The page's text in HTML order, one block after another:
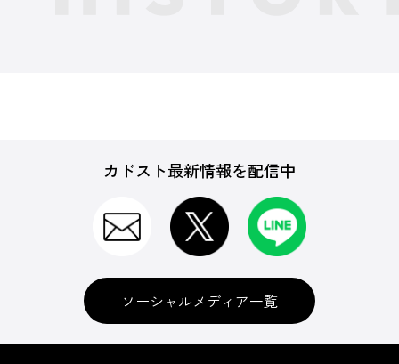
カドスト最新情報を配信中
ソーシャルメディア一覧